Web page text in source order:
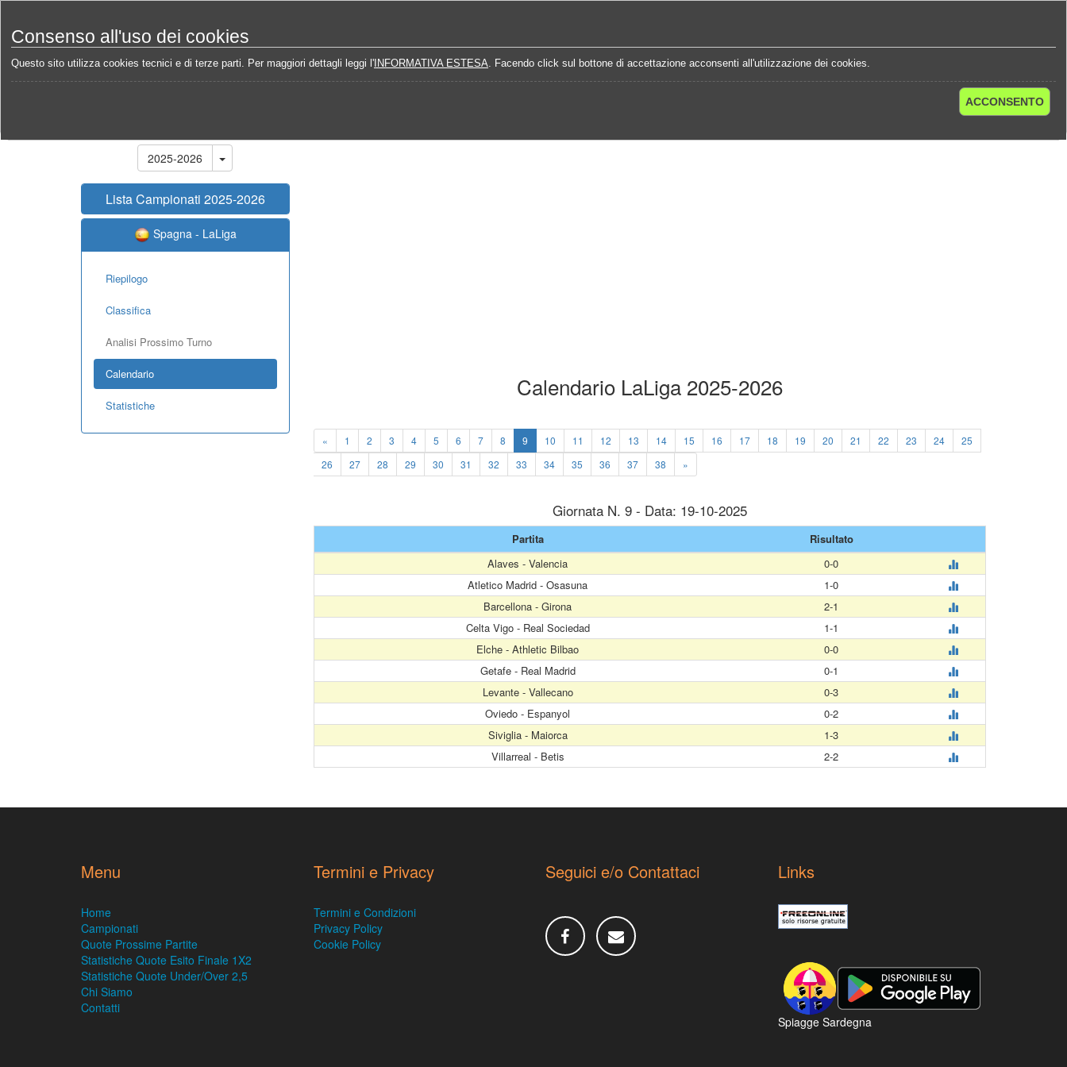
Consenso all'uso dei cookies
Questo sito utilizza cookies tecnici e di terze parti. Per maggiori dettagli leggi l' INFORMATIVA ESTESA. Facendo click sul bottone di accettazione acconsenti all'utilizzazione dei cookies.
ACCONSENTO
Home Campionati Spagna - LaLiga 2025-2026 Calendario
2025-2026
Lista Campionati 2025-2026
Spagna - LaLiga
Riepilogo
Classifica
Analisi Prossimo Turno
Calendario
Statistiche
Calendario LaLiga 2025-2026
« 1 2 3 4 5 6 7 8 9 10 11 12 13 14 15 16 17 18 19 20 21 22 23 24
25
26
27 28 29 30 31 32 33 34 35 36 37 38 »
Giornata N. 9 - Data: 19-10-2025
Partita
Risultato
Alaves - Valencia
0-0
Atletico Madrid - Osasuna
1-0
Barcellona - Girona
2-1
Celta Vigo - Real Sociedad
1-1
Elche - Athletic Bilbao
0-0
Getafe - Real Madrid
0-1
Levante - Vallecano
0-3
Oviedo - Espanyol
0-2
Siviglia - Maiorca
1-3
Villarreal - Betis
2-2
Menu
Home
Campionati
Quote Prossime Partite
Statistiche Quote Esito Finale 1X2
Statistiche Quote Under/Over 2,5
Chi Siamo
Contatti
Termini e Privacy
Termini e Condizioni
Privacy Policy
Cookie Policy
Seguici e/o Contattaci Links
Spiagge Sardegna